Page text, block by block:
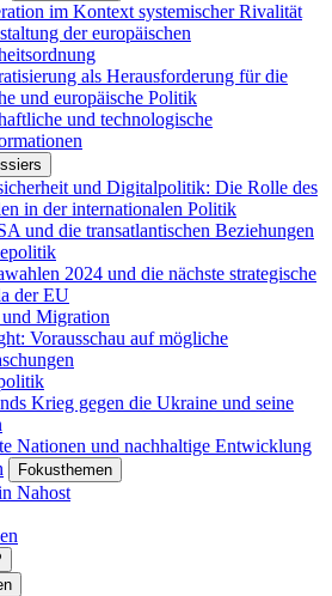
im Kontext systemischer Rivalität
der europäischen
als Herausforderung für die
und europäische Politik
und technologische
und Digitalpolitik: Die Rolle des
in der internationalen Politik
und die transatlantischen Beziehungen
2024 und die nächste strategische
der EU
Migration
Vorausschau auf mögliche
Krieg gegen die Ukraine und seine
Nationen und nachhaltige Entwicklung
Fokusthemen
Nahost